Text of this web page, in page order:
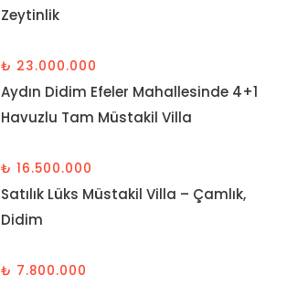
Zeytinlik
₺ 23.000.000
Aydın Didim Efeler Mahallesinde 4+1
Havuzlu Tam Müstakil Villa
₺ 16.500.000
Satılık Lüks Müstakil Villa – Çamlık,
Didim
₺ 7.800.000